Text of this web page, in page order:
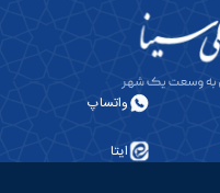
واتساپ
ایتا